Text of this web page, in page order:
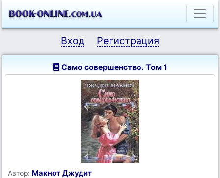
Вход Регистрация
Само совершенство. Том 1
Автор: Макнот Джудит